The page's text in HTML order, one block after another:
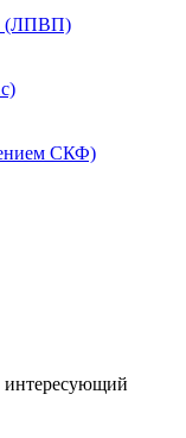
(ЛПВП)
СКФ)
интересующий